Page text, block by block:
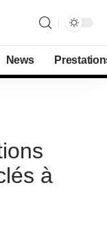
News
à